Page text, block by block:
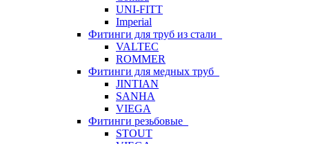
UNI-FITT
Imperial
Фитинги для труб из стали
VALTEC
ROMMER
Фитинги для медных труб
JINTIAN
SANHA
VIEGA
Фитинги резьбовые
STOUT